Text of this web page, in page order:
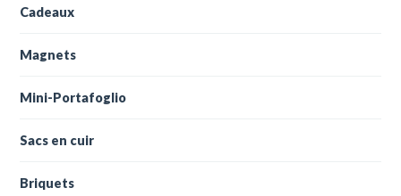
Cadeaux
Magnets
Mini-Portafoglio
Sacs en cuir
Briquets